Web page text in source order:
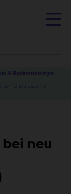
& Radioonkologie
Glioblastomen
neu